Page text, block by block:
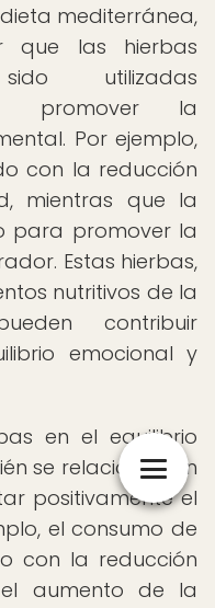
mediterránea,
que las hierbas
utilizadas
promover la
Por ejemplo,
con la reducción
mientras que la
para promover la
Estas hierbas,
nutritivos de la
contribuir
emocional y
en el equilibrio
se relaciona con
positivamente el
el consumo de
con la reducción
aumento de la